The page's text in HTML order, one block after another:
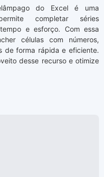
do Excel é uma
completar séries
e esforço. Com essa
células com números,
de forma rápida e eficiente.
desse recurso e otimize